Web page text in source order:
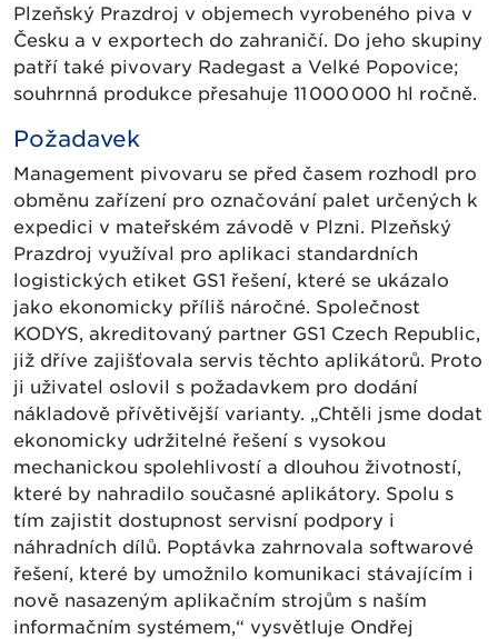
Plzeňský Prazdroj v objemech vyrobeného piva v
Česku a v exportech do zahraničí. Do jeho skupiny
patří také pivovary Radegast a Velké Popovice;
souhrnná produkce přesahuje 11 000 000 hl ročně.
Požadavek
Management pivovaru se před časem rozhodl pro
obměnu zařízení pro označování palet určených k
expedici v mateřském závodě v Plzni. Plzeňský
Prazdroj využíval pro aplikaci standardních
logistických etiket GS1 řešení, které se ukázalo
jako ekonomicky příliš náročné. Společnost
KODYS, akreditovaný partner GS1 Czech Republic,
již dříve zajišťovala servis těchto aplikátorů. Proto
ji uživatel oslovil s požadavkem pro dodání
nákladově přívětivější varianty. „Chtěli jsme dodat
ekonomicky udržitelné řešení s vysokou
mechanickou spolehlivostí a dlouhou životností,
které by nahradilo současné aplikátory. Spolu s
tím zajistit dostupnost servisní podpory i
náhradních dílů. Poptávka zahrnovala softwarové
řešení, které by umožnilo komunikaci stávajícím i
nově nasazeným aplikačním strojům s naším
informačním systémem,“ vysvětluje Ondřej